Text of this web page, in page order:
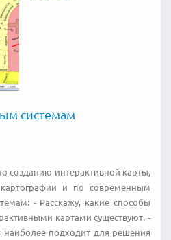
системам
созданию интерактивной карты,
и по современным
- Расскажу, какие способы
картами существуют. -
наиболее подходит для решения